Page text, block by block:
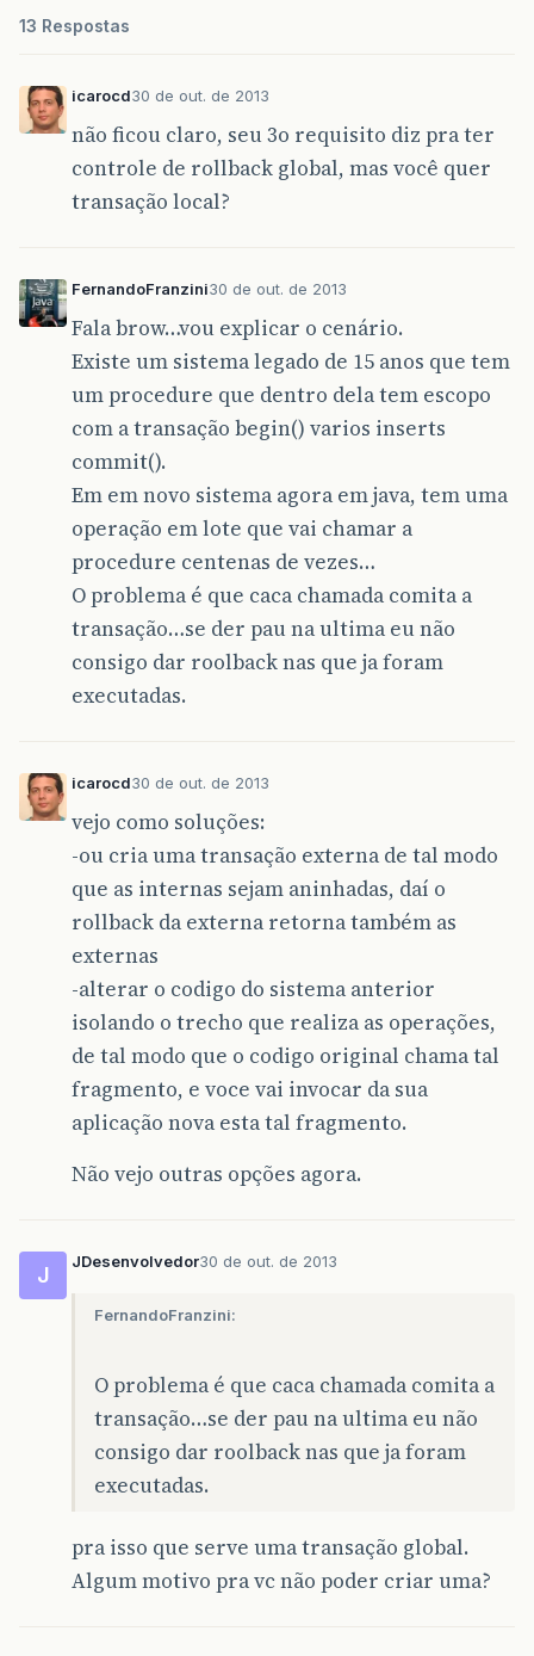
13 Respostas
icarocd30 de out. de 2013
não ficou claro, seu 3o requisito diz pra ter
controle de rollback global, mas você quer
transação local?
FernandoFranzini30 de out. de 2013
Fala brow…vou explicar o cenário.
Existe um sistema legado de 15 anos que tem
um procedure que dentro dela tem escopo
com a transação begin() varios inserts
commit().
Em em novo sistema agora em java, tem uma
operação em lote que vai chamar a
procedure centenas de vezes…
O problema é que caca chamada comita a
transação…se der pau na ultima eu não
consigo dar roolback nas que ja foram
executadas.
icarocd30 de out. de 2013
vejo como soluções:
-ou cria uma transação externa de tal modo
que as internas sejam aninhadas, daí o
rollback da externa retorna também as
externas
-alterar o codigo do sistema anterior
isolando o trecho que realiza as operações,
de tal modo que o codigo original chama tal
fragmento, e voce vai invocar da sua
aplicação nova esta tal fragmento.
Não vejo outras opções agora.
J
JDesenvolvedor30 de out. de 2013
FernandoFranzini:
O problema é que caca chamada comita a
transação…se der pau na ultima eu não
consigo dar roolback nas que ja foram
executadas.
pra isso que serve uma transação global.
Algum motivo pra vc não poder criar uma?